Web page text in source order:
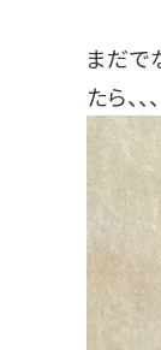
まだで
たら、、、